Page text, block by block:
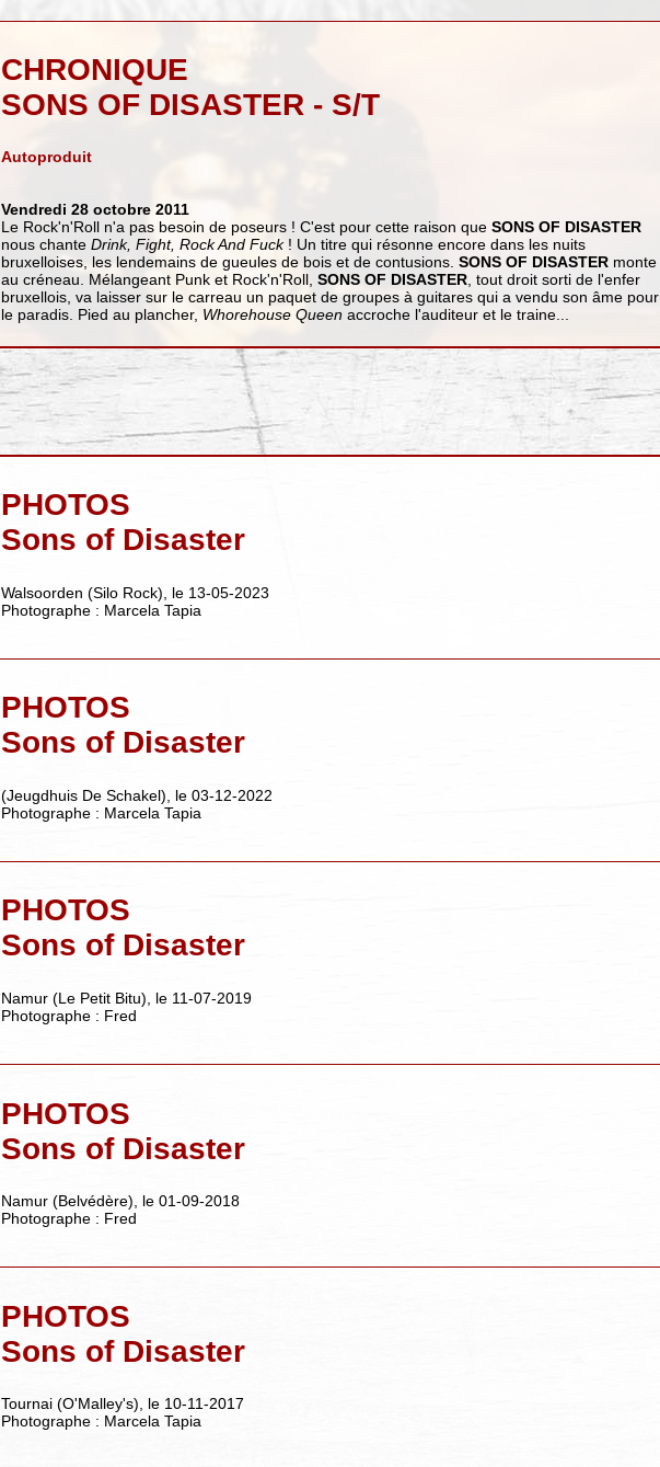
CHRONIQUE
SONS OF DISASTER - S/T
Autoproduit
Vendredi 28 octobre 2011
Le Rock'n'Roll n'a pas besoin de poseurs ! C'est pour cette raison que SONS OF DISASTER
nous chante Drink, Fight, Rock And Fuck! Un titre qui résonne encore dans les nuits
bruxelloises, les lendemains de gueules de bois et de contusions. SONS OF DISASTERmonte
au créneau. Mélangeant Punk et Rock'n'Roll, SONS OF DISASTER, tout droit sorti de l'enfer
bruxellois, va laisser sur le carreau un paquet de groupes à guitares qui a vendu son âme pour
le paradis. Pied au plancher, Whorehouse Queen accroche l'auditeur et le traine...
PHOTOS
Sons of Disaster
Walsoorden (Silo Rock), le 13-05-2023
Photographe : Marcela Tapia
PHOTOS
Sons of Disaster
(Jeugdhuis De Schakel), le 03-12-2022
Photographe : Marcela Tapia
PHOTOS
Sons of Disaster
Namur (Le Petit Bitu), le 11-07-2019
Photographe : Fred
PHOTOS
Sons of Disaster
Namur (Belvédère), le 01-09-2018
Photographe : Fred
PHOTOS
Sons of Disaster
Tournai (O'Malley's), le 10-11-2017
Photographe : Marcela Tapia